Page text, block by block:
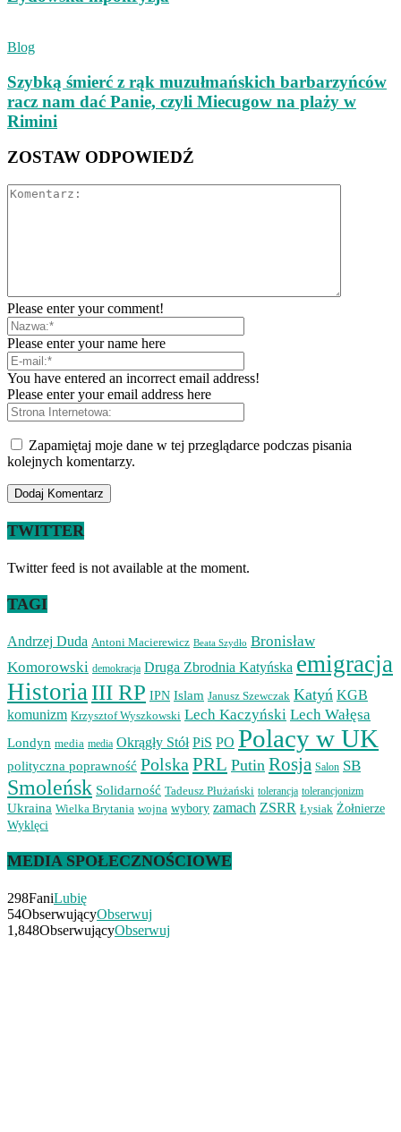
Blog
Szybką śmierć z rąk muzułmańskich barbarzyńców
racz nam dać Panie, czyli Miecugow na plaży w
Rimini
ZOSTAW ODPOWIEDŹ
Please enter your comment!
Please enter your name here
You have entered an incorrect email address!
Please enter your email address here
Zapamiętaj moje dane w tej przeglądarce podczas pisania
kolejnych komentarzy.
TWITTER
Twitter feed is not available at the moment.
TAGI
Andrzej Duda Antoni Macierewicz Beata Szydło Bronisław
Komorowski demokracja Druga Zbrodnia Katyńska emigracja
HistoriaIII RP IPN Islam Janusz Szewczak Katyń KGB
komunizm Krzysztof Wyszkowski Lech Kaczyński Lech Wałęsa
Londyn media media Okrągły Stół PiS PO Polacy w UK
polityczna poprawność Polska PRL Putin Rosja Salon SB
Smoleńsk Solidarność Tadeusz Płużański tolerancja tolerancjonizm
Ukraina Wielka Brytania wojna wybory zamach ZSRR Łysiak Żołnierze
Wyklęci
MEDIA SPOŁECZNOŚCIOWE
298FaniLubię
54ObserwującyObserwuj
1,848ObserwującyObserwuj